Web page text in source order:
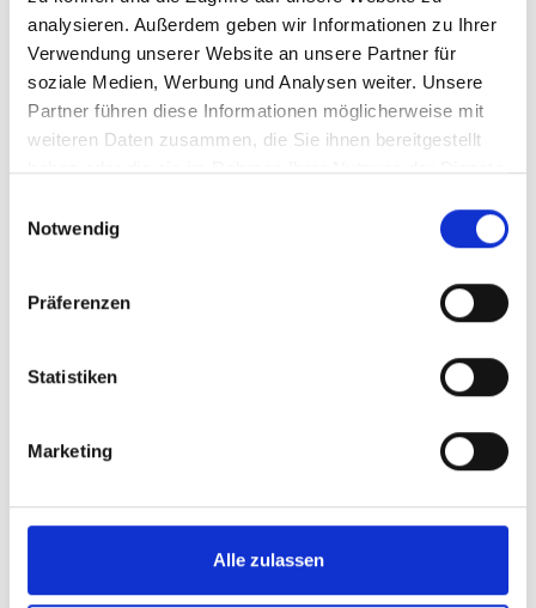
analysieren. Außerdem geben wir Informationen zu Ihrer
Verwendung unserer Website an unsere Partner für
soziale Medien, Werbung und Analysen weiter. Unsere
Partner führen diese Informationen möglicherweise mit
weiteren Daten zusammen, die Sie ihnen bereitgestellt
haben oder die sie im Rahmen Ihrer Nutzung der Dienste
Notwendig
Präferenzen
Statistiken
Marketing
Alle zulassen